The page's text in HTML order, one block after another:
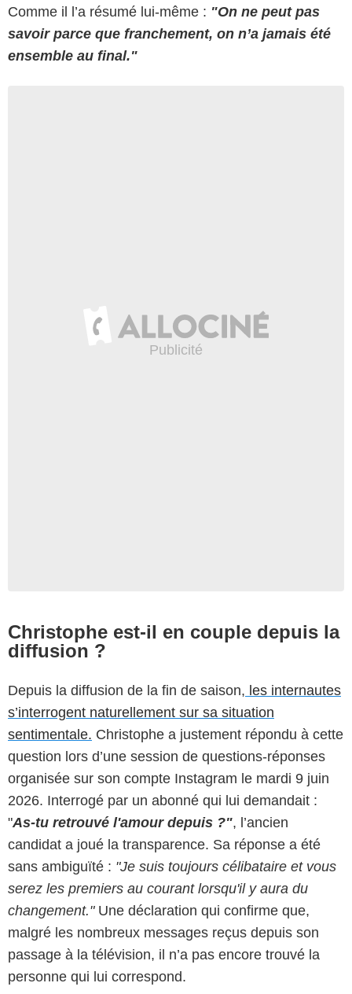
Comme il l’a résumé lui-même : "On ne peut pas
savoir parce que franchement, on n’a jamais été
ensemble au final."
Christophe est-il en couple depuis la
diffusion ?
Depuis la diffusion de la fin de saison, les internautes
s’interrogent naturellement sur sa situation
sentimentale. Christophe a justement répondu à cette
question lors d’une session de questions-réponses
organisée sur son compte Instagram le mardi 9 juin
2026. Interrogé par un abonné qui lui demandait :
"As-tu retrouvé l'amour depuis ?", l’ancien
candidat a joué la transparence. Sa réponse a été
sans ambiguïté : "Je suis toujours célibataire et vous
serez les premiers au courant lorsqu'il y aura du
changement."Une déclaration qui confirme que,
malgré les nombreux messages reçus depuis son
passage à la télévision, il n’a pas encore trouvé la
personne qui lui correspond.